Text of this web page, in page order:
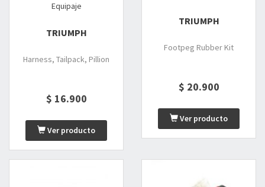
Equipaje
TRIUMPH
Harness, Tailpack, Pillion
$ 16.900
Ver producto
TRIUMPH
Footpeg Rubber Kit
$ 20.900
Ver producto